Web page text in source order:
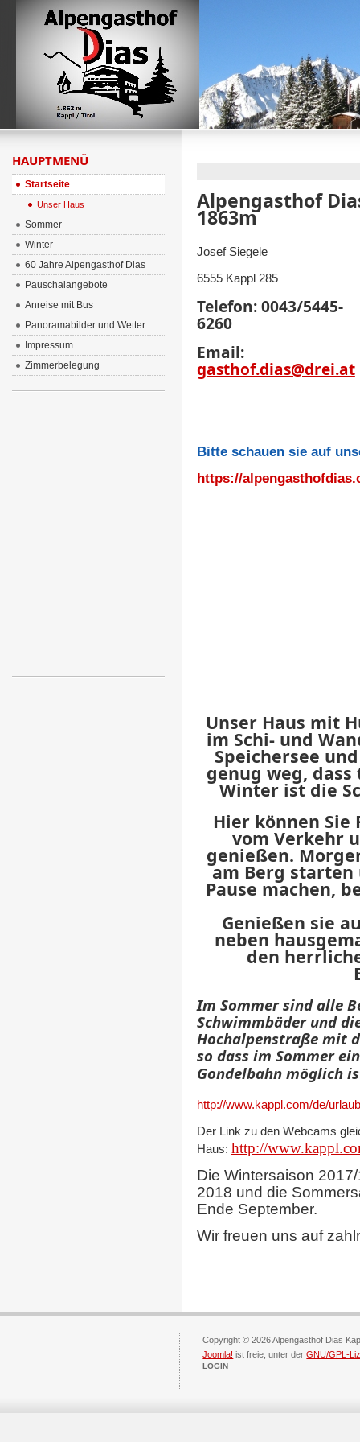
Alpengasthof
1863m
Josef Siegele
6555 Kappl 285
Telefon: 0043/5445-
6260
Email:
gasthof.dias@drei.at
Bitte schauen sie auf
https://
Unser Haus mit
im Schi- und
Speichersee
genug weg,
Winter ist die
Hier können Sie
vom Verkehr
genießen.
am Berg
Pause machen,
Genießen sie
neben
den
Im Sommer sind alle
Schwimmbäder und
Hochalpenstraße mit
so dass im Sommer
Gondelbahn möglich
http://www.kappl.com/de/
Der Link zu den Webcams
Haus: http://
Die Wintersaison
2018 und die
Ende September.
Wir freuen uns auf
HAUPTMENÜ
Startseite
Unser Haus
Sommer
Winter
60 Jahre Alpengasthof Dias
Pauschalangebote
Anreise mit Bus
Panoramabilder und Wetter
Impressum
Zimmerbelegung
Copyright © 2026 Alpengasthof Dias
Joomla! ist freie, unter derGNU/GPL-
LOGIN